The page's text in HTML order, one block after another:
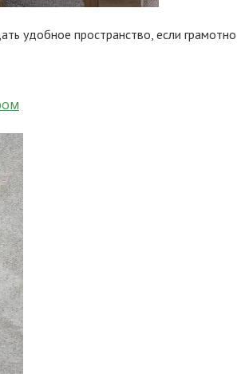
удобное пространство, если